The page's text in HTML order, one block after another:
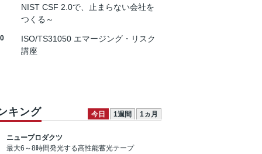
NIST CSF 2.0で、止まらない会社を
つくる～
ISO/TS31050 エマージング・リスク
講座
キング 今日 1週間 1ヵ月
ニュープロダクツ
最大6～8時間発光する高性能蓄光テープ